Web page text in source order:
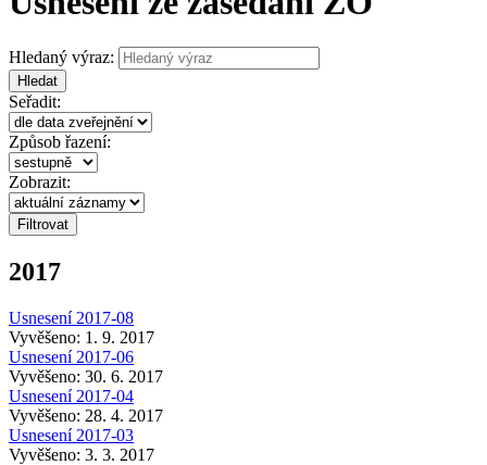
Hledaný výraz:
Hledat
Seřadit:
Způsob řazení:
Zobrazit:
2017
Usnesení 2017-08
Vyvěšeno: 1. 9. 2017
Usnesení 2017-06
Vyvěšeno: 30. 6. 2017
Usnesení 2017-04
Vyvěšeno: 28. 4. 2017
Usnesení 2017-03
Vyvěšeno: 3. 3. 2017